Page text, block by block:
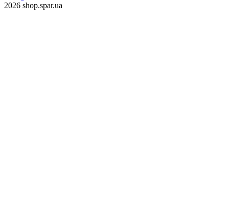
2026 shop.spar.ua